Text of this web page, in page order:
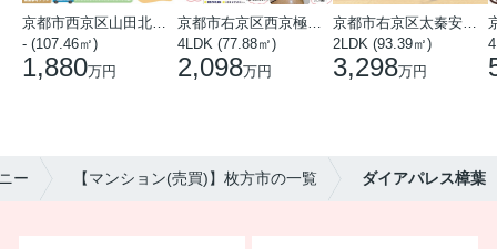
- (107.46㎡)
1,880万円
4LDK (77.88㎡)
2,098万円
2LDK (93.39㎡)
3,298万円
ー 【マンション(売買)】枚方市の一覧 ダイアパレス樟葉